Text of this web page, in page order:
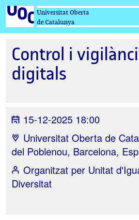
Universitat Oberta
de Catalunya
Control i
digitals
15-12-2025 18:00
Universitat Oberta de
del Poblenou, Barcelona,
Organitzat per Unitat
Diversitat